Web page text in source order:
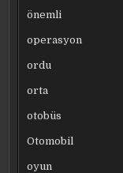
önemli
operasyon
ordu
orta
otobüs
Otomobil
oyun